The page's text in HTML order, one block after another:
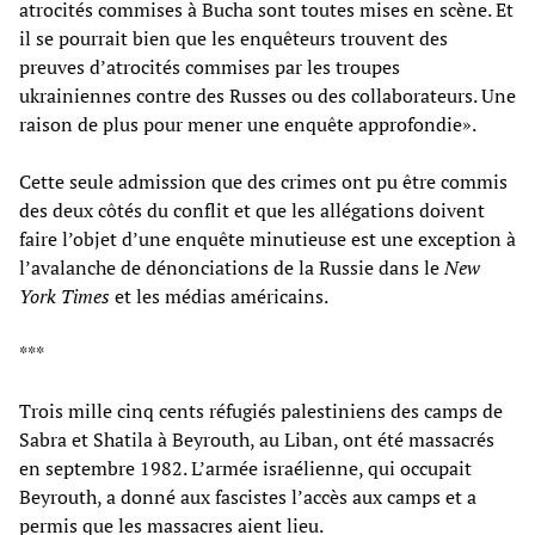
atrocités commises à Bucha sont toutes mises en scène. Et
il se pourrait bien que les enquêteurs trouvent des
preuves d’atrocités commises par les troupes
ukrainiennes contre des Russes ou des collaborateurs. Une
raison de plus pour mener une enquête approfondie».
Cette seule admission que des crimes ont pu être commis
des deux côtés du conflit et que les allégations doivent
faire l’objet d’une enquête minutieuse est une exception à
l’avalanche de dénonciations de la Russie dans leNew
York Timeset les médias américains.
***
Trois mille cinq cents réfugiés palestiniens des camps de
Sabra et Shatila à Beyrouth, au Liban, ont été massacrés
en septembre 1982. L’armée israélienne, qui occupait
Beyrouth, a donné aux fascistes l’accès aux camps et a
permis que les massacres aient lieu.